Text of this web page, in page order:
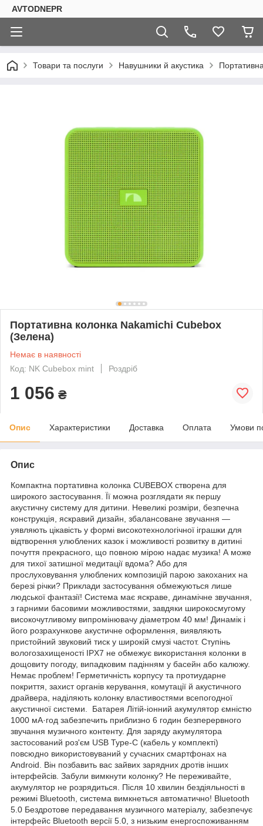
AVTODNEPR
Товари та послуги Навушники й акустика
Портативна колонка Nakamichi Cubebox
(Зелена)
Немає в наявності
Код: NK Cubebox mint
Роздріб
1 056 ₴
Опис Характеристики Доставка Оплата Умови
Опис
Компактна портативна колонка CUBEBOX створена для
широкого застосування. Її можна розглядати як першу
акустичну систему для дитини. Невеликі розміри, безпечна
конструкція, яскравий дизайн, збалансоване звучання —
уявляють цікавість у формі високотехнологічної іграшки для
відтворення улюблених казок і можливості розвитку в дитині
почуття прекрасного, що повною мірою надає музика! А може
для тихої затишної медитації вдома? Або для
прослуховування улюблених композицій парою закоханих на
березі річки? Приклади застосування обмежуються лише
людської фантазії! Система має яскраве, динамічне звучання,
з гарними басовими можливостями, завдяки широкосмугому
високочутливому випромінювачу діаметром 40 мм! Динамік і
його розрахункове акустичне оформлення, виявляють
пристойний звуковий тиск у широкій смузі частот. Ступінь
вологозахищеності IPX7 не обмежує використання колонки в
дощовиту погоду, випадковим падінням у басейн або калюжу.
Немає проблем! Герметичність корпусу та протиударне
покриття, захист органів керування, комутації й акустичного
драйвера, наділяють колонку властивостями всепогодної
акустичної системи. Батарея Літій-іонний акумулятор ємністю
1000 мА·год забезпечить приблизно 6 годин безперервного
звучання музичного контенту. Для заряду акумулятора
застосований роз'єм USB Type-C (кабель у комплекті)
повсюдно використовуваний у сучасних смартфонах на
Android. Він позбавить вас зайвих зарядних дротів інших
інтерфейсів. Забули вимкнути колонку? Не переживайте,
акумулятор не розрядиться. Після 10 хвилин бездіяльності в
режимі Bluetooth, система вимкнеться автоматично! Bluetooth
5.0 Бездротове передавання музичного матеріалу, забезпечує
інтерфейс Bluetooth версії 5.0, з низьким енергоспоживанням